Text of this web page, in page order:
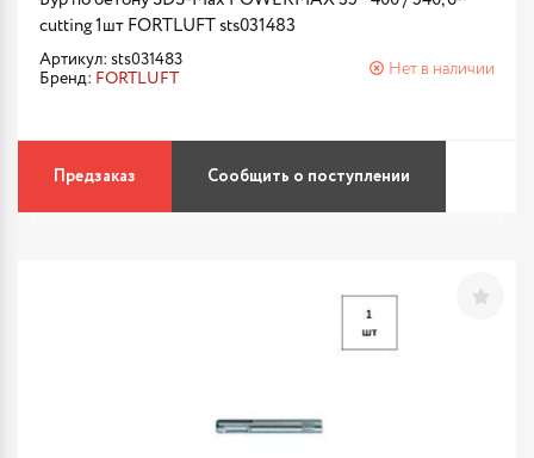
cutting 1шт FORTLUFT sts031483
Артикул: sts031483
Бренд: FORTLUFT
Нет в наличии
Предзаказ Сообщить о поступлении